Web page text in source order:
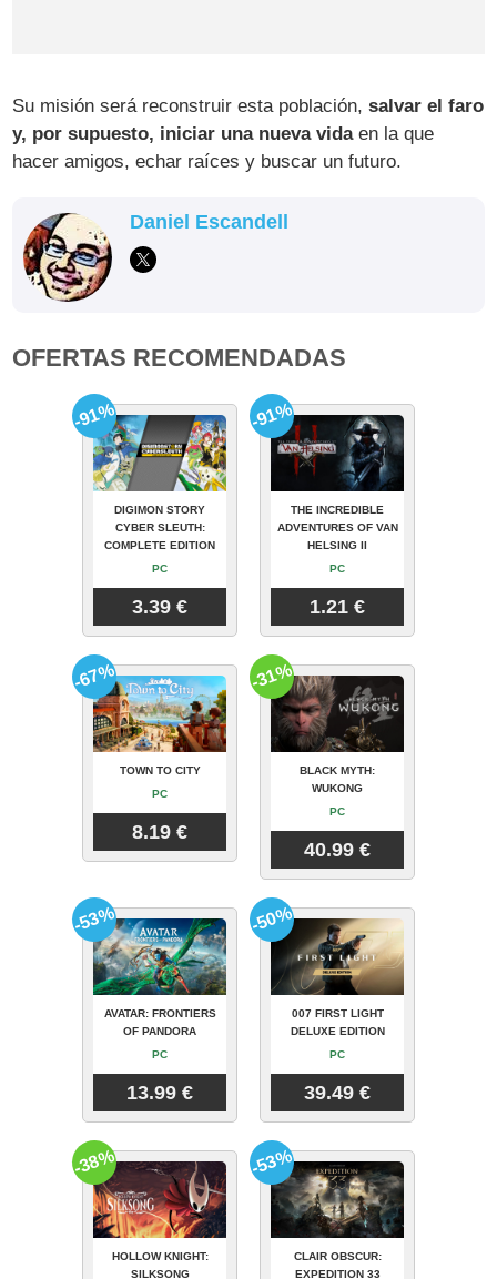
Su misión será reconstruir esta población,salvar el faro
y, por supuesto, iniciar una nueva vidaen la que
hacer amigos, echar raíces y buscar un futuro.
Daniel Escandell
OFERTAS RECOMENDADAS
DIGIMON STORY
CYBER SLEUTH:
COMPLETE EDITION
PC
3.39 €
-91%
THE INCREDIBLE
ADVENTURES OF VAN
HELSING II
PC
1.21 €
-91%
TOWN TO CITY
PC
8.19 €
-67%
BLACK MYTH:
WUKONG
PC
40.99 €
-31%
AVATAR: FRONTIERS
OF PANDORA
PC
13.99 €
-53%
007 FIRST LIGHT
DELUXE EDITION
PC
39.49 €
-50%
HOLLOW KNIGHT:
SILKSONG
-38%
CLAIR OBSCUR:
EXPEDITION 33
-53%